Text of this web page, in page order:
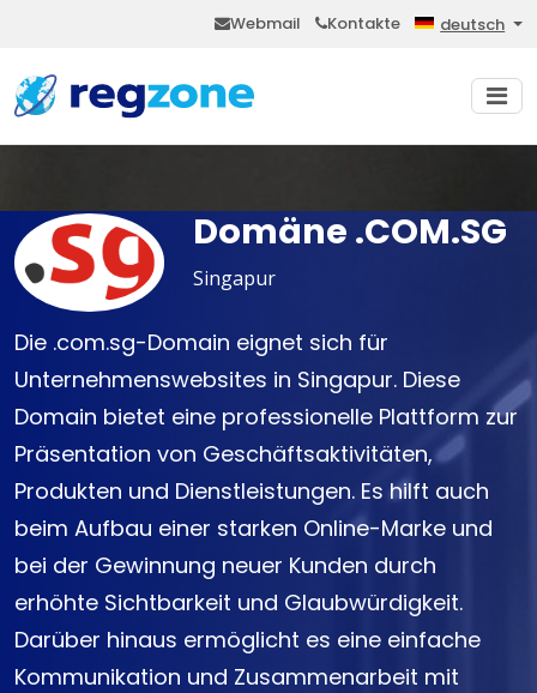
Webmail Kontakte deutsch
Domäne .COM.SG
Singapur
Die .com.sg-Domain eignet sich für
Unternehmenswebsites in Singapur. Diese
Domain bietet eine professionelle Plattform zur
Präsentation von Geschäftsaktivitäten,
Produkten und Dienstleistungen. Es hilft auch
beim Aufbau einer starken Online-Marke und
bei der Gewinnung neuer Kunden durch
erhöhte Sichtbarkeit und Glaubwürdigkeit.
Darüber hinaus ermöglicht es eine einfache
Kommunikation und Zusammenarbeit mit